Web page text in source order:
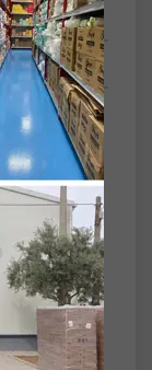
(%100
tam
ucu,